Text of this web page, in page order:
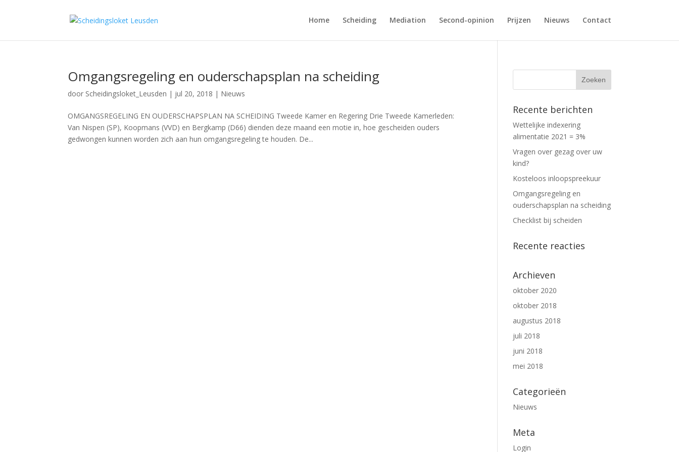
Home Scheiding Mediation Second-opinion Prijzen Nieuws Contact
Omgangsregeling en ouderschapsplan na scheiding
door Scheidingsloket_Leusden | jul 20, 2018 | Nieuws
OMGANGSREGELING EN OUDERSCHAPSPLAN NA SCHEIDING Tweede Kamer en Regering Drie Tweede Kamerleden:
Van Nispen (SP), Koopmans (VVD) en Bergkamp (D66) dienden deze maand een motie in, hoe gescheiden ouders
gedwongen kunnen worden zich aan hun omgangsregeling te houden. De...
Recente berichten
Wettelijke indexering
alimentatie 2021 = 3%
Vragen over gezag over uw
kind?
Kosteloos inloopspreekuur
Omgangsregeling en
ouderschapsplan na scheiding
Checklist bij scheiden
Recente reacties
Archieven
oktober 2020
oktober 2018
augustus 2018
juli 2018
juni 2018
mei 2018
Categorieën
Nieuws
Meta
Login